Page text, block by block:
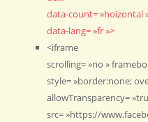
data-count= »hoizontal
data-lang= »fr »>
<iframe
scrolling= »no »
style= »border:none;
allowTransparency=
src= »https://